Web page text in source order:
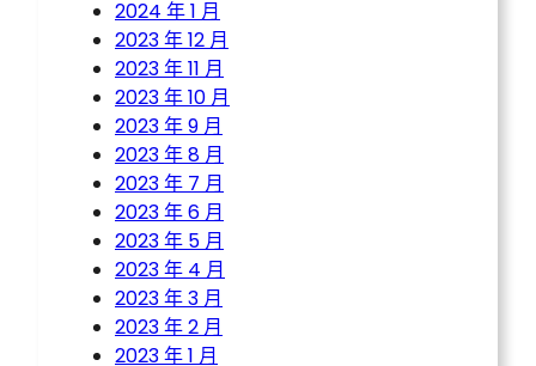
2024 年 1 月
2023 年 12 月
2023 年 11 月
2023 年 10 月
2023 年 9 月
2023 年 8 月
2023 年 7 月
2023 年 6 月
2023 年 5 月
2023 年 4 月
2023 年 3 月
2023 年 2 月
2023 年 1 月